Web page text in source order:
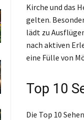
Kirche und das
gelten.
lädt zu
nach aktiven
eine Fülle von
Top 10
Die Top 10